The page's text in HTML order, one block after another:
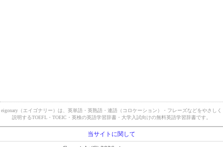
eigonary（エイゴナリー）は、英単語・英熟語・連語（コロケーション）・フレーズなどをやさしく
説明するTOEFL・TOEIC・英検の英語学習辞書・大学入試向けの無料英語学習辞書です。
当サイトに関して